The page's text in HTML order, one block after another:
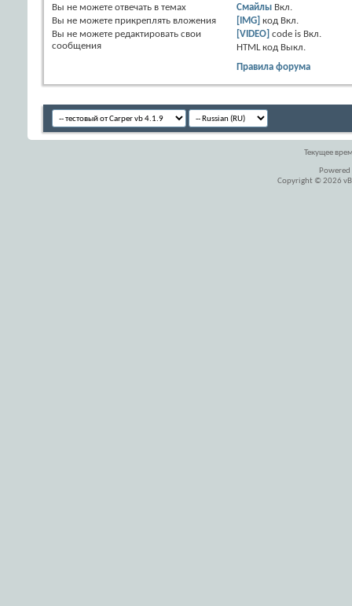
Вы не можете отвечать в темах
Вы не можете прикреплять вложения
Вы не можете редактировать свои
сообщения
Смайлы Вкл.
[IMG] код Вкл.
[VIDEO] code is Вкл.
HTML код Выкл.
Правила форума
Текущее
Copyright © 2026